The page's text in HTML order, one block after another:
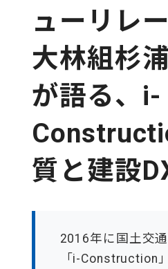
ューリレ
大林組杉
が語る、i-
質と建設
2016年に国土交
「i-Construction